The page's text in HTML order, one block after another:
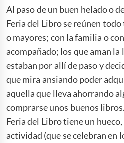
Al paso de un buen helado o
Feria del Libro se reúnen
o mayores; con la familia o
acompañado; los que aman
estaban por allí de paso y
que mira ansiando poder
aquella que lleva ahorrando
comprarse unos buenos
Feria del Libro tiene un
actividad (que se celebran en